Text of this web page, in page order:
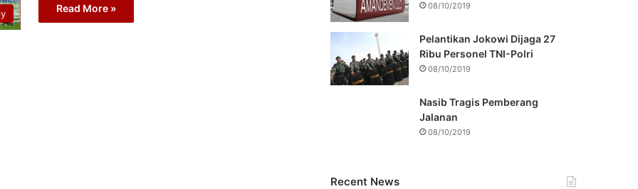
Read More » 08/10/2019
Pelantikan Jokowi Dijaga 27
Ribu Personel TNI-Polri
08/10/2019
Nasib Tragis Pemberang
Jalanan
08/10/2019
Recent News